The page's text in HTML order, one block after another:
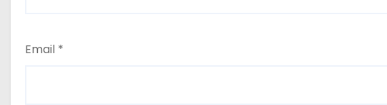
Email *